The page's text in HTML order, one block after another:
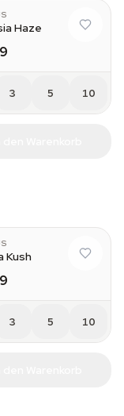
Haze
3 5 10
Kush
3 5 10